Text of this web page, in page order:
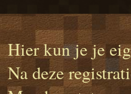
Hier kun je je
Na deze